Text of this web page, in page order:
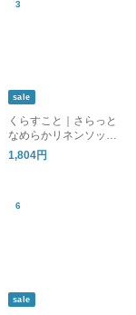
sale
くらすこと｜さらっと
なめらかリネンソック
ス［ギフト/贈り物］
1,804円
sale